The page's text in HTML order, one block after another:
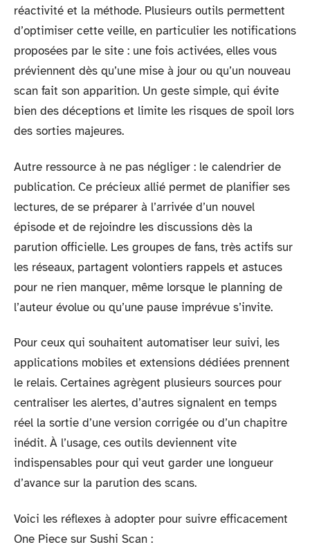
réactivité et la méthode. Plusieurs outils permettent
d’optimiser cette veille, en particulier les notifications
proposées par le site : une fois activées, elles vous
préviennent dès qu’une mise à jour ou qu’un nouveau
scan fait son apparition. Un geste simple, qui évite
bien des déceptions et limite les risques de spoil lors
des sorties majeures.
Autre ressource à ne pas négliger : le calendrier de
publication. Ce précieux allié permet de planifier ses
lectures, de se préparer à l’arrivée d’un nouvel
épisode et de rejoindre les discussions dès la
parution officielle. Les groupes de fans, très actifs sur
les réseaux, partagent volontiers rappels et astuces
pour ne rien manquer, même lorsque le planning de
l’auteur évolue ou qu’une pause imprévue s’invite.
Pour ceux qui souhaitent automatiser leur suivi, les
applications mobiles et extensions dédiées prennent
le relais. Certaines agrègent plusieurs sources pour
centraliser les alertes, d’autres signalent en temps
réel la sortie d’une version corrigée ou d’un chapitre
inédit. À l’usage, ces outils deviennent vite
indispensables pour qui veut garder une longueur
d’avance sur la parution des scans.
Voici les réflexes à adopter pour suivre efficacement
One Piece sur Sushi Scan :